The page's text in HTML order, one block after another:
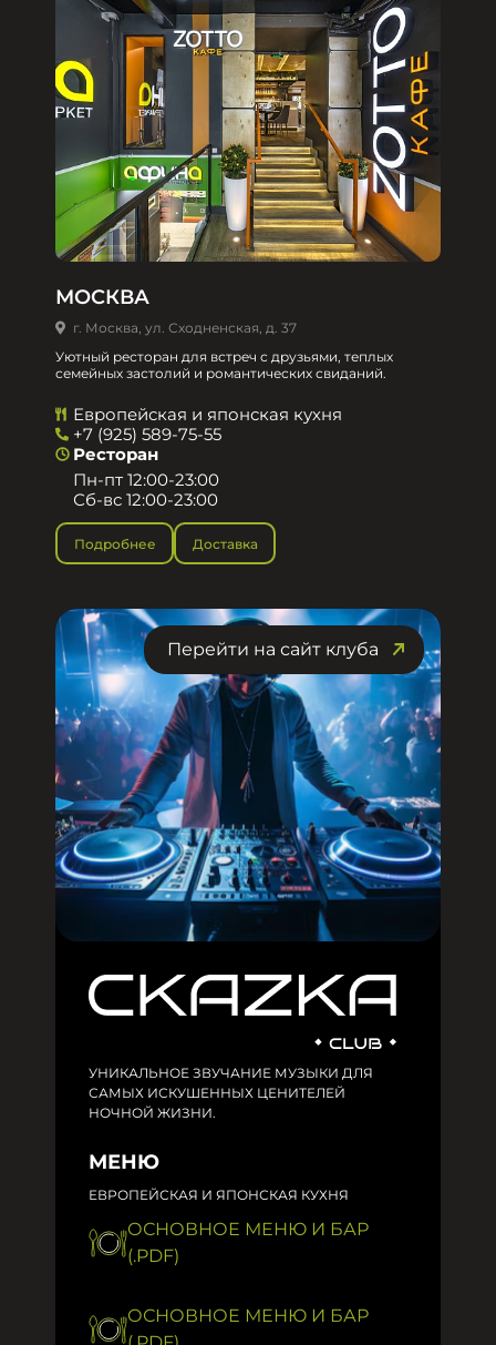
МОСКВА
г. Москва, ул. Сходненская, д. 37
Уютный ресторан для встреч с друзьями, теплых
семейных застолий и романтических свиданий.
Европейская и японская кухня
+7 (925) 589-75-55
Ресторан
Пн-пт 12:00-23:00
Сб-вс 12:00-23:00
Подробнее Доставка
Перейти на сайт клуба
УНИКАЛЬНОЕ ЗВУЧАНИЕ МУЗЫКИ ДЛЯ
САМЫХ ИСКУШЕННЫХ ЦЕНИТЕЛЕЙ
НОЧНОЙ ЖИЗНИ.
МЕНЮ
ЕВРОПЕЙСКАЯ И ЯПОНСКАЯ КУХНЯ
ОСНОВНОЕ МЕНЮ И БАР
(.PDF)
ОСНОВНОЕ МЕНЮ И БАР